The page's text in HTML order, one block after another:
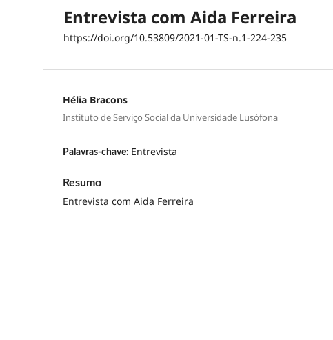
Entrevista com Aida Ferreira
https://doi.org/10.53809/2021-01-TS-n.1-224-235
Hélia Bracons
Instituto de Serviço Social da Universidade Lusófona
Palavras-chave: Entrevista
Resumo
Entrevista com Aida Ferreira